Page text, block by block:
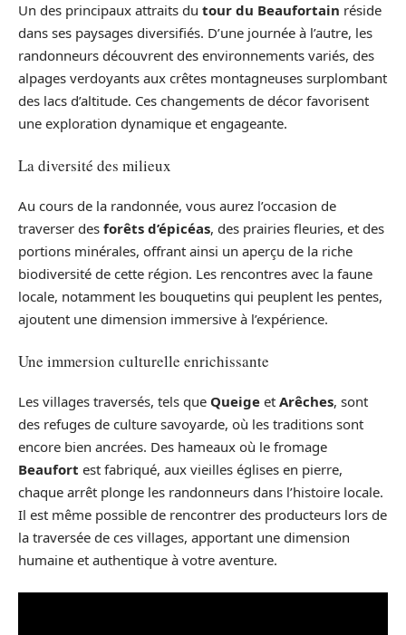
Un des principaux attraits du tour du Beaufortain réside
dans ses paysages diversifiés. D’une journée à l’autre, les
randonneurs découvrent des environnements variés, des
alpages verdoyants aux crêtes montagneuses surplombant
des lacs d’altitude. Ces changements de décor favorisent
une exploration dynamique et engageante.
La diversité des milieux
Au cours de la randonnée, vous aurez l’occasion de
traverser des forêts d’épicéas, des prairies fleuries, et des
portions minérales, offrant ainsi un aperçu de la riche
biodiversité de cette région. Les rencontres avec la faune
locale, notamment les bouquetins qui peuplent les pentes,
ajoutent une dimension immersive à l’expérience.
Une immersion culturelle enrichissante
Les villages traversés, tels que Queige et Arêches, sont
des refuges de culture savoyarde, où les traditions sont
encore bien ancrées. Des hameaux où le fromage
Beaufort est fabriqué, aux vieilles églises en pierre,
chaque arrêt plonge les randonneurs dans l’histoire locale.
Il est même possible de rencontrer des producteurs lors de
la traversée de ces villages, apportant une dimension
humaine et authentique à votre aventure.